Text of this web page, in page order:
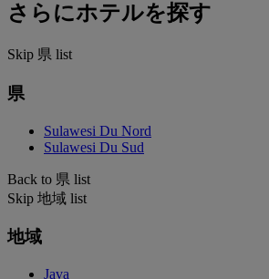
さらにホテルを探す
Skip 県 list
県
Sulawesi Du Nord
Sulawesi Du Sud
Back to 県 list
Skip 地域 list
地域
Java